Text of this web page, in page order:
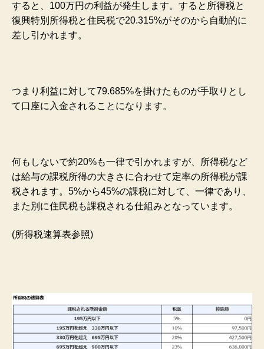
すると、100万円の利益が発生します。すると所得税と
復興特別所得税と住民税で20.315%がそのから自動的に
差し引かれます。
つまり利益に対して79.685%を掛けたものが手取りとし
て口座に入金されることになります。
何もしないで約20%も一律で引かれますが、所得税など
は給与の課税所得の大きさに合わせて定率の所得税が課
税されます。5%から45%の課税に対して、一律であり、
また別に住民税も課税される仕組みとなっています。
(所得税速算表参照)